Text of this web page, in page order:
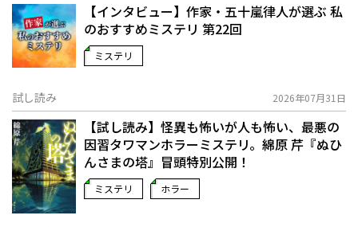
【インタビュー】作家・五十嵐律人が選ぶ 私
のおすすめミステリ 第22回
ミステリ
試し読み 2026年07月31日
【試し読み】怪異も怖いが人も怖い、最悪の
因習タワマンホラーミステリ。綿原 芹『ぬひ
んさまの塔』冒頭特別公開！
ミステリ ホラー